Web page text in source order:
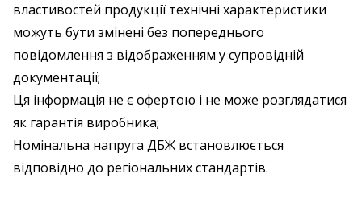
властивостей продукції технічні характеристики
можуть бути змінені без попереднього
повідомлення з відображенням у супровідній
документації;
Ця інформація не є офертою і не може розглядатися
як гарантія виробника;
Номінальна напруга ДБЖ встановлюється
відповідно до регіональних стандартів.